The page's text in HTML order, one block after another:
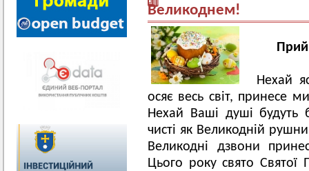
Великоднем!
Нехай
осяє весь світ, принесе
Нехай Ваші душі будуть
чисті як Великодній
Великодні дзвони
Цього року свято Святої